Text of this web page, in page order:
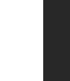
Hearts